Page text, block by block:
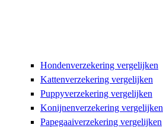
Hondenverzekering vergelijken
Kattenverzekering vergelijken
Puppyverzekering vergelijken
Konijnenverzekering vergelijken
Papegaaiverzekering vergelijken